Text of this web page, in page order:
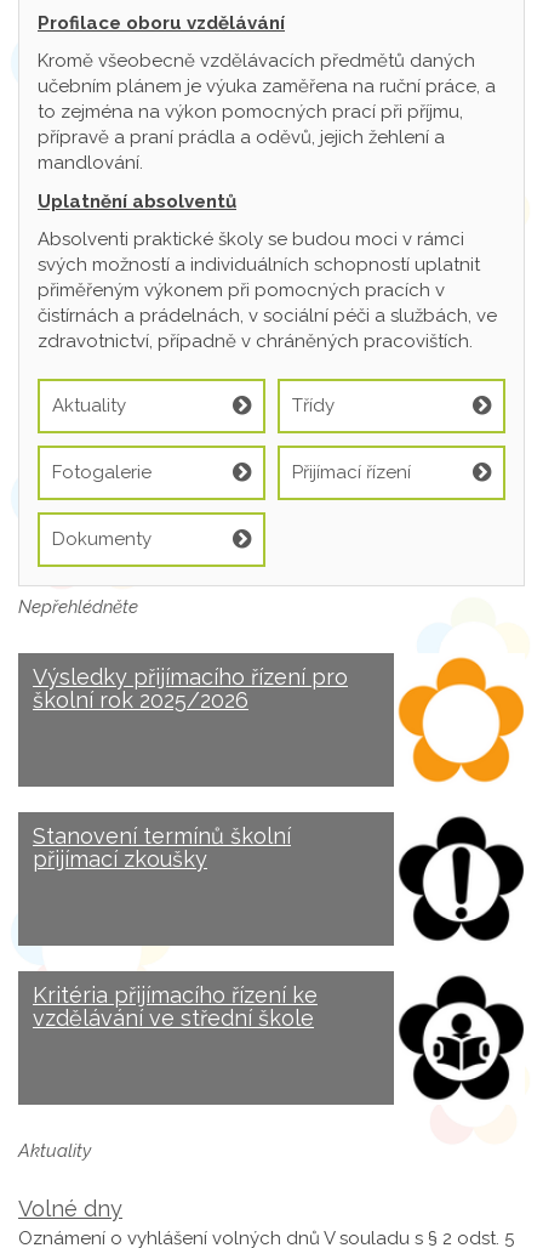
Profilace oboru vzdělávání
Kromě všeobecně vzdělávacích předmětů daných
učebním plánem je výuka zaměřena na ruční práce, a
to zejména na výkon pomocných prací při příjmu,
přípravě a praní prádla a oděvů, jejich žehlení a
mandlování.
Uplatnění absolventů
Absolventi praktické školy se budou moci v rámci
svých možností a individuálních schopností uplatnit
přiměřeným výkonem při pomocných pracích v
čistírnách a prádelnách, v sociální péči a službách, ve
zdravotnictví, případně v chráněných pracovištích.
Aktuality Třídy
Fotogalerie Přijímací řízení
Dokumenty
Nepřehlédněte
Výsledky přijímacího řízení pro
školní rok 2025/2026
Stanovení termínů školní
přijímací zkoušky
Kritéria přijímacího řízení ke
vzdělávání ve střední škole
Aktuality
Volné dny
Oznámení o vyhlášení volných dnů V souladu s § 2 odst. 5